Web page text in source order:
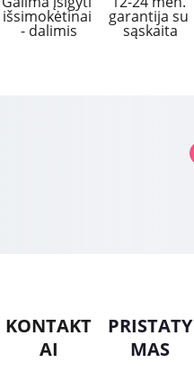
KONTAKT
AI
PRISTATY
MAS
išsimokėtinai
- dalimis
garantija su
sąskaita